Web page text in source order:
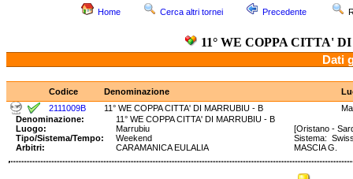
Home Cerca altri tornei Precedente
11° WE COPPA CITTA'
Dati
Codice Denominazione
2111009B
11° WE COPPA CITTA' DI MARRUBIU - B
Denominazione:
11° WE COPPA CITTA' DI MARRUBIU - B
Luogo:
Marrubiu
[Oristano -
Tipo/Sistema/Tempo:
Weekend
Sistema:
Arbitri:
CARAMANICA EULALIA MASCIA G.